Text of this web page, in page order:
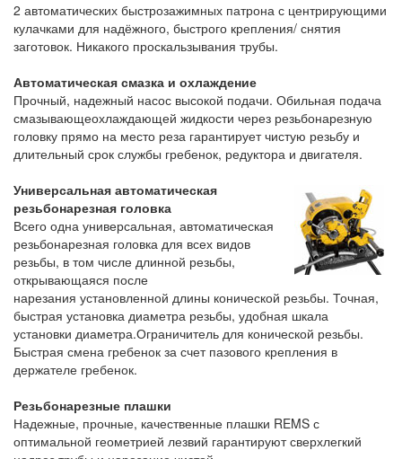
2 автоматических быстрозажимных патрона с центрирующими
кулачками для надёжного, быстрого крепления/ снятия
заготовок. Никакого проскальзывания трубы.
Автоматическая смазка и охлаждение
Прочный, надежный насос высокой подачи. Обильная подача
смазывающеохлаждающей жидкости через резьбонарезную
головку прямо на место реза гарантирует чистую резьбу и
длительный срок службы гребенок, редуктора и двигателя.
Универсальная автоматическая
резьбонарезная головка
Всего одна универсальная, автоматическая
резьбонарезная головка для всех видов
резьбы, в том числе длинной резьбы,
открывающаяся после
нарезания установленной длины конической резьбы. Точная,
быстрая установка диаметра резьбы, удобная шкала
установки диаметра.Ограничитель для конической резьбы.
Быстрая смена гребенок за счет пазового крепления в
держателе гребенок.
Резьбонарезные плашки
Надежные, прочные, качественные плашки REMS с
оптимальной геометрией лезвий гарантируют сверхлегкий